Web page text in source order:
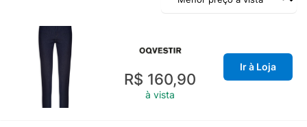
R$ 160,90
à vista
Ir à Loja